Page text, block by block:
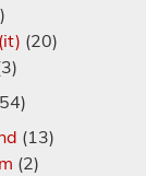
(20)
(13)
(2)